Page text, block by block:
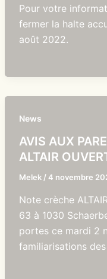
Pour votre
fermer la halte
août 2022.
News
AVIS AUX
ALTAIR
Melek /4 novembre
Note crèche
63 à 1030
portes ce mardi 2
familiarisations